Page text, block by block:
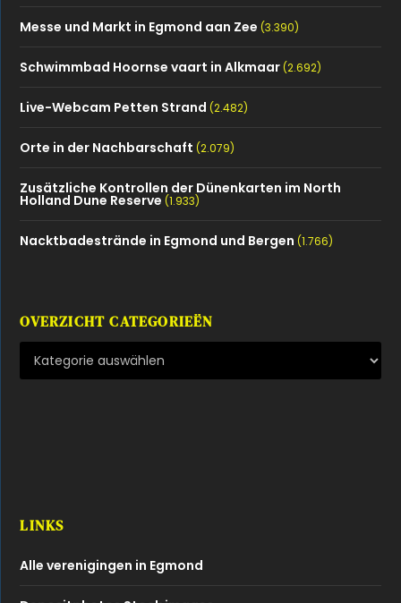
Messe und Markt in Egmond aan Zee (3.390)
Schwimmbad Hoornse vaart in Alkmaar (2.692)
Live-Webcam Petten Strand (2.482)
Orte in der Nachbarschaft (2.079)
Zusätzliche Kontrollen der Dünenkarten im North
Holland Dune Reserve (1.933)
Nacktbadestrände in Egmond und Bergen (1.766)
OVERZICHT CATEGORIEËN
LINKS
Alle verenigingen in Egmond